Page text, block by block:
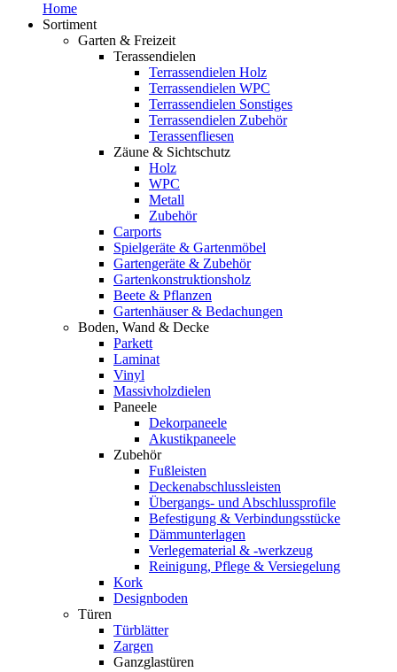
Home
Sortiment
Garten & Freizeit
Terassendielen
Terrassendielen Holz
Terrassendielen WPC
Terrassendielen Sonstiges
Terrassendielen Zubehör
Terassenfliesen
Zäune & Sichtschutz
Holz
WPC
Metall
Zubehör
Carports
Spielgeräte & Gartenmöbel
Gartengeräte & Zubehör
Gartenkonstruktionsholz
Beete & Pflanzen
Gartenhäuser & Bedachungen
Boden, Wand & Decke
Parkett
Laminat
Vinyl
Massivholzdielen
Paneele
Dekorpaneele
Akustikpaneele
Zubehör
Fußleisten
Deckenabschlussleisten
Übergangs- und Abschlussprofile
Befestigung & Verbindungsstücke
Dämmunterlagen
Verlegematerial & -werkzeug
Reinigung, Pflege & Versiegelung
Kork
Designboden
Türen
Türblätter
Zargen
Ganzglastüren